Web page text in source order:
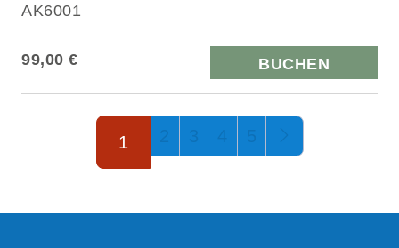
AK6001
99,00 € BUCHEN
Seite 1 von 5
1 2 3 4 5